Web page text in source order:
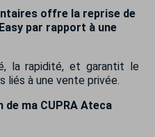
offre la reprise de
par rapport à une
la rapidité, et garantit le
liés à une vente privée.
ma CUPRA Ateca